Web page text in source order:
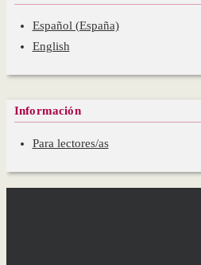
Español (España)
English
Información
Para lectores/as